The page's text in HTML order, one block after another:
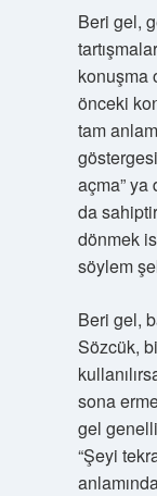
Beri gel,
konuşma
önceki
tam
açma” ya
da
dönmek
söylem
Beri gel,
Sözcük,
sona
gel
“Şeyi